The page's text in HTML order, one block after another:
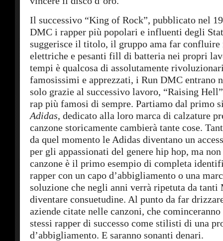
Il successivo “King of Rock”, pubblicato nel
DMC i rapper più popolari e influenti degli
suggerisce il titolo, il gruppo ama far
elettriche e pesanti fill di batteria nei propri
tempi è qualcosa di assolutamente
famosissimi e apprezzati, i Run DMC entrano
solo grazie al successivo lavoro, “Raising
rap più famosi di sempre. Partiamo dal primo
Adidas, dedicato alla loro marca di calzature
canzone storicamente cambierà tante cose.
da quel momento le Adidas diventano un
per gli appassionati del genere hip hop, ma
canzone è il primo esempio di completa
rapper con un capo d’abbigliamento o una
soluzione che negli anni verrà ripetuta da tanti
diventare consuetudine. Al punto da far
aziende citate nelle canzoni, che
stessi rapper di successo come stilisti di una
d’abbigliamento. E saranno sonanti denari.